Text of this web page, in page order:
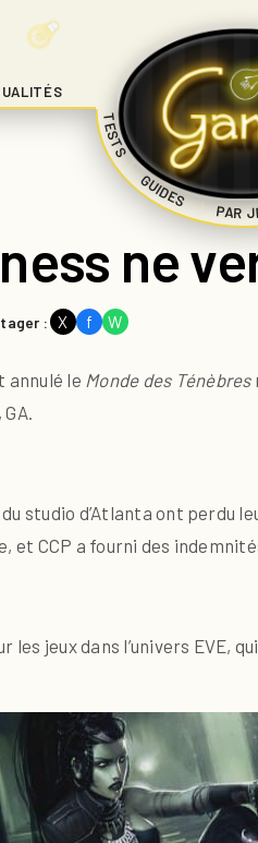
TESTS
GUIDES
PAR
|
|
ne
: X f W
annulé le Monde des Ténèbres
studio d’Atlanta ont perdu
et CCP a fourni des
jeux dans l’univers EVE,